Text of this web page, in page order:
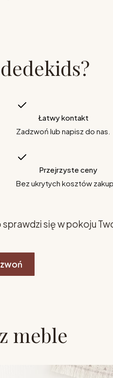
Łatwy kontakt
Zadzwoń lub napisz do nas.
Przejrzyste ceny
Bez ukrytych kosztów
się w pokoju
meble